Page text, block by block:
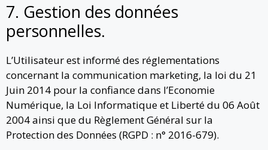
7. Gestion des données
personnelles.
L’Utilisateur est informé des réglementations
concernant la communication marketing, la loi du 21
Juin 2014 pour la confiance dans l’Economie
Numérique, la Loi Informatique et Liberté du 06 Août
2004 ainsi que du Règlement Général sur la
Protection des Données (RGPD : n° 2016-679).